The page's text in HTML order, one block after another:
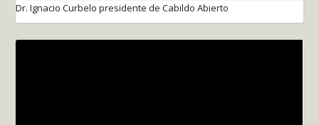
Dr. Ignacio Curbelo presidente de Cabildo Abierto